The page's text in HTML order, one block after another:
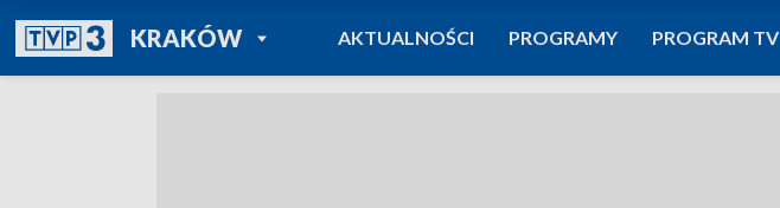
KRAKÓWPOWRÓT DO
TVP REGIONY
AKTUALNOŚCI PROGRAMY PROGRAM TV